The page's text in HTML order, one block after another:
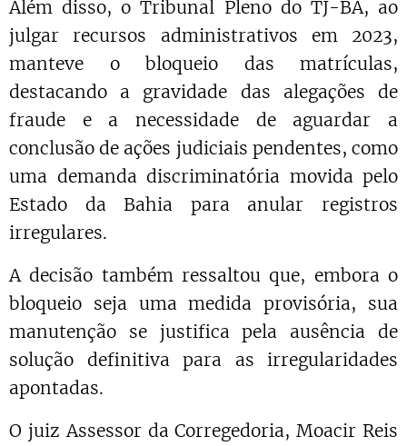
Além disso, o Tribunal Pleno do TJ-BA, ao
julgar recursos administrativos em 2023,
manteve o bloqueio das matrículas,
destacando a gravidade das alegações de
fraude e a necessidade de aguardar a
conclusão de ações judiciais pendentes, como
uma demanda discriminatória movida pelo
Estado da Bahia para anular registros
irregulares.
A decisão também ressaltou que, embora o
bloqueio seja uma medida provisória, sua
manutenção se justifica pela ausência de
solução definitiva para as irregularidades
apontadas.
O juiz Assessor da Corregedoria, Moacir Reis